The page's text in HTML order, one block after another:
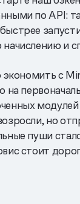
по API:
и
экономить с
на
но
пуши
стоит